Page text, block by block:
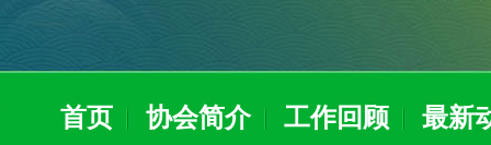
首页 协会简介 工作回顾 最新